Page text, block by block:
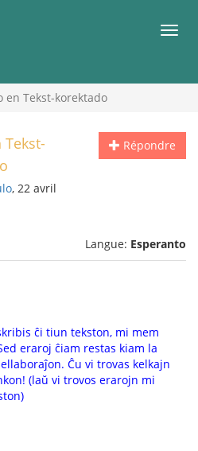
en Tekst-korektado
Répondre
Tekst-
, 22 avril
Langue: Esperanto
ĉi tiun tekston, mi mem
eraroj ĉiam restas kiam la
Ĉu vi trovas kelkajn
(laŭ vi trovos erarojn mi